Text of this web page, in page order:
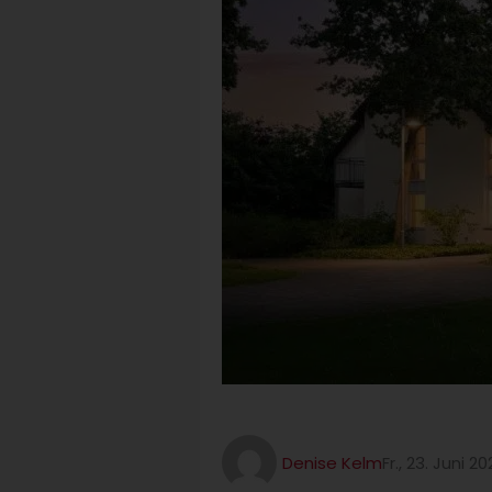
Denise KelmFr., 23. Juni